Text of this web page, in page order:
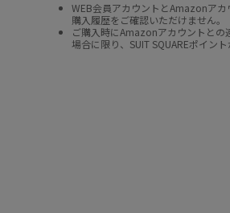
WEB会員アカウントとAmazonアカ
購入履歴をご確認いただけません。
ご購入時にAmazonアカウントとの
場合に限り、SUIT SQUAREポイント